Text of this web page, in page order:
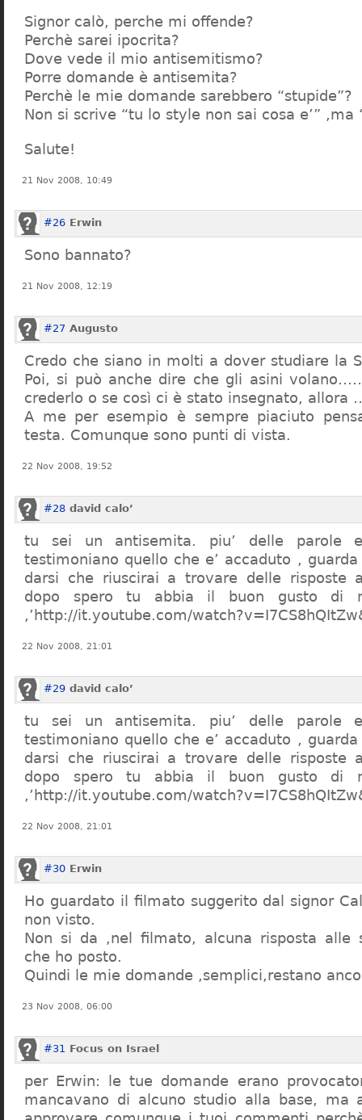
Signor calò, perche mi offende?
Perchè sarei ipocrita?
Dove vede il mio antisemitismo?
Porre domande è antisemita?
Perchè le mie domande sarebbero “stupide”?
Non si scrive “tu lo style non sai cosa e’” ,ma
Salute!
21 Nov 2008, 10:49
#26 Erwin
Sono bannato?
21 Nov 2008, 12:19
#27 Augusto
Credo che siano in molti a dover studiare la
Poi, si può anche dire che gli asini
crederlo o se così ci è stato insegnato,
A me per esempio è sempre piaciuto
testa. Comunque sono punti di vista.
22 Nov 2008, 19:52
#28 david calo’
tu sei un antisemita. piu’ delle parole
testimoniano quello che e’ accaduto , guarda
darsi che riuscirai a trovare delle risposte
dopo spero tu abbia il buon gusto di
,’http://it.youtube.com/
22 Nov 2008, 21:01
#29 david calo’
tu sei un antisemita. piu’ delle parole
testimoniano quello che e’ accaduto , guarda
darsi che riuscirai a trovare delle risposte
dopo spero tu abbia il buon gusto di
,’http://it.youtube.com/
22 Nov 2008, 21:01
#30 Erwin
Ho guardato il filmato suggerito dal signor
non visto.
Non si da ,nel filmato, alcuna risposta alle
che ho posto.
Quindi le mie domande ,semplici,restano
23 Nov 2008, 06:00
#31 Focus on Israel
per Erwin: le tue domande erano
mancavano di alcuno studio alla base, ma